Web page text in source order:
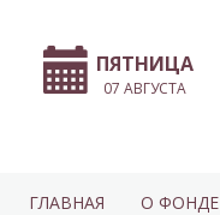
ПЯТНИЦА
07 АВГУСТА
ГЛАВНАЯ О ФОНДЕ